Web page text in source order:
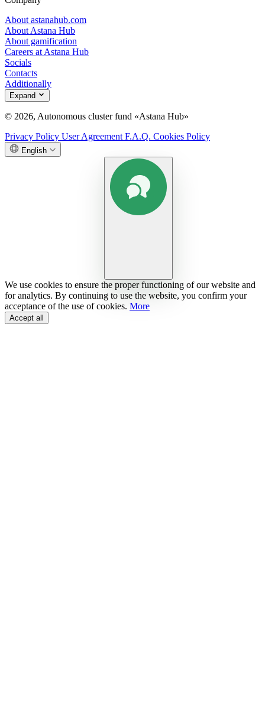
About astanahub.com
About Astana Hub
About gamification
Careers at Astana Hub
Socials
Contacts
Additionally
Expand
© 2026, Autonomous cluster fund «Astana Hub»
Privacy Policy User Agreement F.A.Q. Cookies Policy
English
We use cookies to ensure the proper functioning of our website and
for analytics. By continuing to use the website, you confirm your
acceptance of the use of cookies. More
Accept all